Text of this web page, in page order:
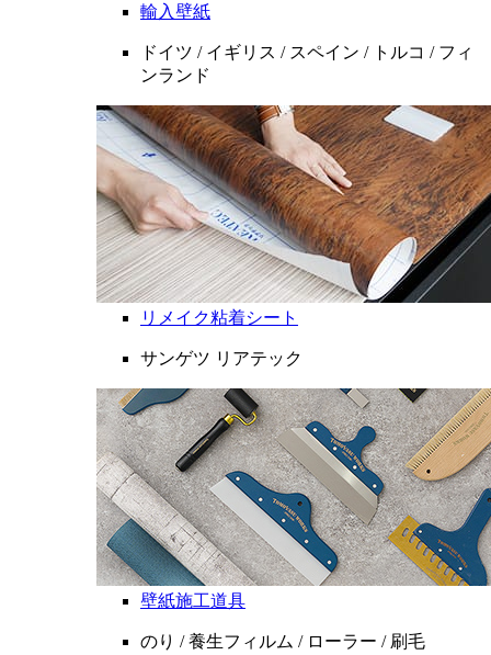
輸入壁紙
ドイツ / イギリス / スペイン / トルコ / フィ
ンランド
リメイク粘着シート
サンゲツ リアテック
壁紙施工道具
のり / 養生フィルム / ローラー / 刷毛